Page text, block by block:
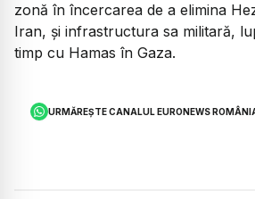
zonă în încercarea de a elimina
Iran, și infrastructura sa militară,
timp cu Hamas în Gaza.
URMĂREȘTE CANALUL EURONEWS